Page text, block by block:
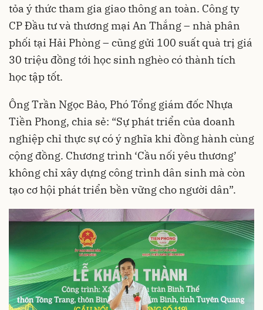
tỏa ý thức tham gia giao thông an toàn. Công ty
CP Đầu tư và thương mại An Thắng – nhà phân
phối tại Hải Phòng – cũng gửi 100 suất quà trị giá
30 triệu đồng tới học sinh nghèo có thành tích
học tập tốt.
Ông Trần Ngọc Bảo, Phó Tổng giám đốc Nhựa
Tiền Phong, chia sẻ: “Sự phát triển của doanh
nghiệp chỉ thực sự có ý nghĩa khi đồng hành cùng
cộng đồng. Chương trình ‘Cầu nối yêu thương’
không chỉ xây dựng công trình dân sinh mà còn
tạo cơ hội phát triển bền vững cho người dân”.